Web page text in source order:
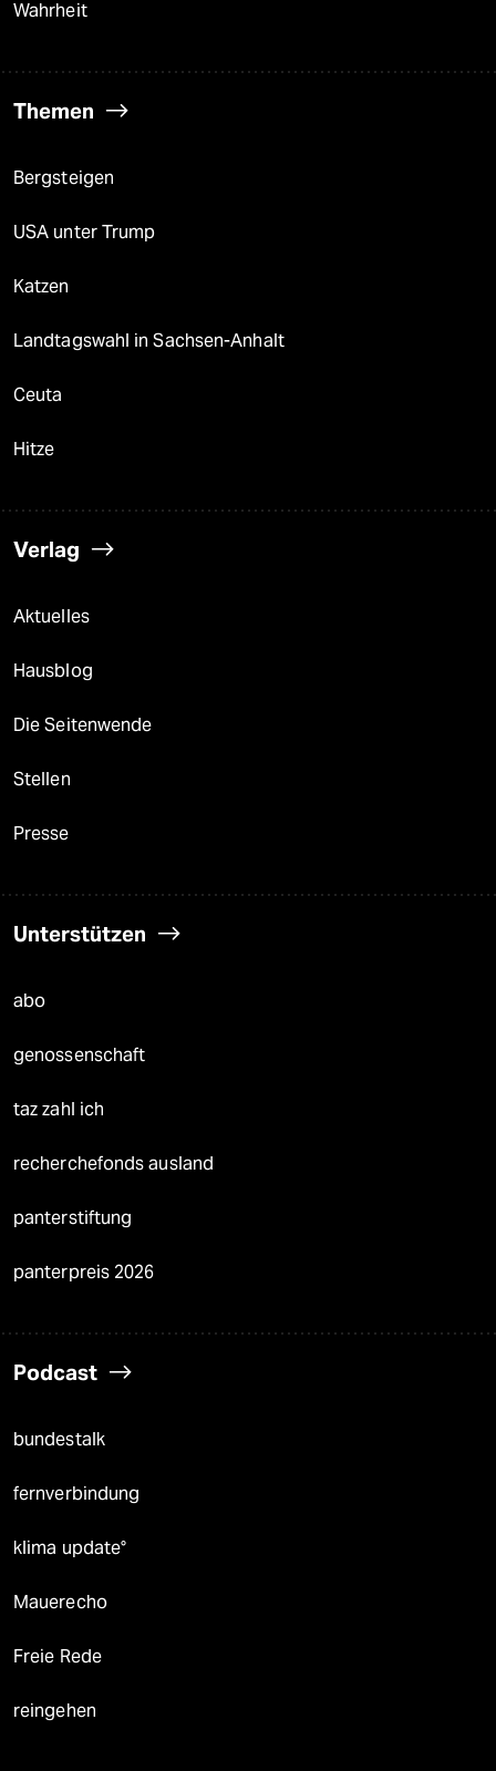
Wahrheit
Themen
Bergsteigen
USA unter Trump
Katzen
Landtagswahl in Sachsen-Anhalt
Ceuta
Hitze
Verlag
Aktuelles
Hausblog
Die Seitenwende
Stellen
Presse
Unterstützen
abo
genossenschaft
taz zahl ich
recherchefonds ausland
panterstiftung
panterpreis 2026
Podcast
bundestalk
fernverbindung
klima update°
Mauerecho
Freie Rede
reingehen